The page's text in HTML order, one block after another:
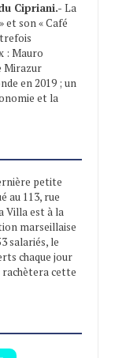
Cipriani.- La
et son « Café
: Mauro
Mirazur
en 2019 ; un
et la
petite
au 113, rue
Villa est à la
marseillaise
salariés, le
chaque jour
rachètera cette